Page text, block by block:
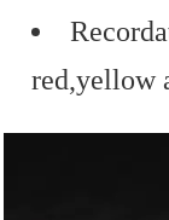
red,yellow